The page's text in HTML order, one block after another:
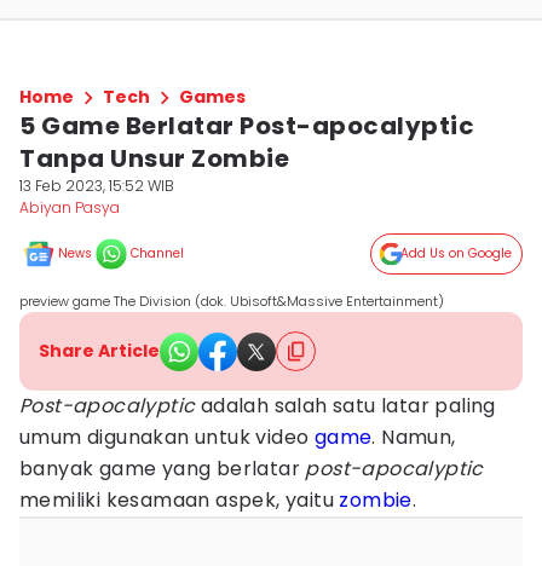
Home Tech Games
5 Game Berlatar Post-apocalyptic
Tanpa Unsur Zombie
13 Feb 2023, 15:52 WIB
Abiyan Pasya
News Channel Add Us on Google
preview game The Division (dok. Ubisoft&Massive Entertainment)
Share Article
Post-apocalypticadalah salah satu latar paling
umum digunakan untuk video game. Namun,
banyak game yang berlatar post-apocalyptic
memiliki kesamaan aspek, yaitu zombie.